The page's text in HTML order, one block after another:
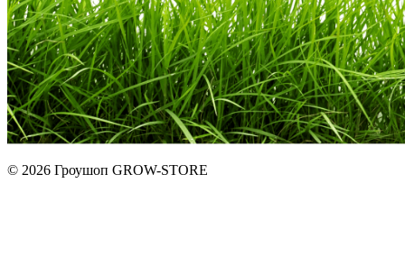
© 2026 Гроушоп GROW-STORE